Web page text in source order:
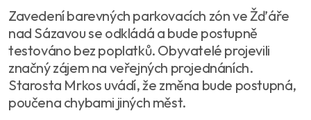
Zavedení barevných parkovacích zón ve Žďáře
nad Sázavou se odkládá a bude postupně
testováno bez poplatků. Obyvatelé projevili
značný zájem na veřejných projednáních.
Starosta Mrkos uvádí, že změna bude postupná,
poučena chybami jiných měst.